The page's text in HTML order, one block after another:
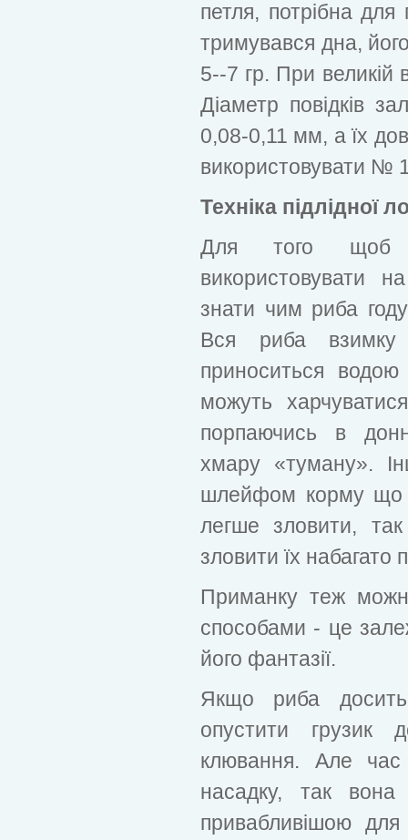
петля, потрібна
тримувався дна,
5--7 гр. При великій
Діаметр повідків
0,08-0,11 мм, а їх
використовувати №
Техніка підлідної
Для того щоб
використовувати
знати чим риба
Вся риба
приноситься
можуть
порпаючись в
хмару «туману».
шлейфом корму що
легше зловити,
зловити їх набагато
Приманку теж
способами - це
його фантазії.
Якщо риба
опустити грузик
клювання. Але час
насадку, так
привабливішою